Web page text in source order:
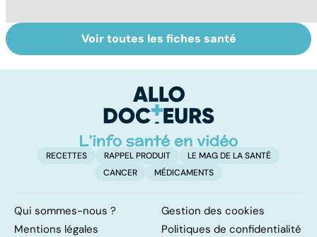
Tout savoir sur
les infections
Inflammation des
amygdales : que
d'angine ?
Voir toutes les fiches santé
RECETTES RAPPEL PRODUIT
LE MAG DE LA SANTÉ
CANCER
MÉDICAMENTS
Qui sommes-nous ?
Gestion des cookies
Mentions légales
Politiques de confidentialité